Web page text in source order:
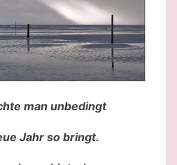
man unbedingt
Jahr so bringt.